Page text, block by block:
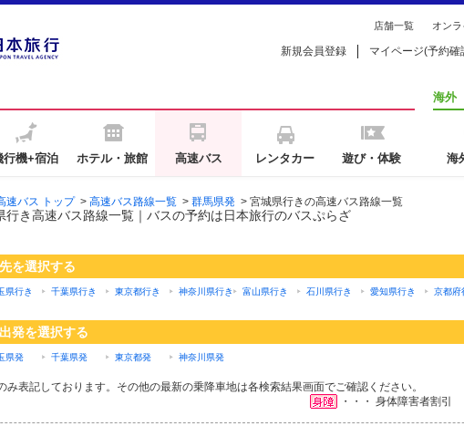
店舗一覧 オン
新規会員登録 マイページ(予約確
行機+宿泊 ホテル・旅館 高速バス レンタカー 遊び・体験
海外
海
速バス トップ> 高速バス路線一覧 > 群馬県発 > 宮城県行きの高速バス路線一覧
行き高速バス路線一覧｜バスの予約は日本旅行のバスぷらざ
を選択する
県行き 千葉県行き 東京都行き 神奈川県行き 富山県行き 石川県行き 愛知県行き 京都府
発を選択する
県発 千葉県発 東京都発 神奈川県発
表記しております。その他の最新の乗降車地は各検索結果画面でご確認ください。
・・・ 身体障害者割